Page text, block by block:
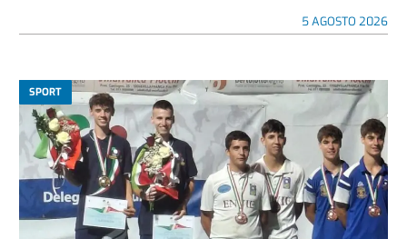
5 AGOSTO 2026
SPORT